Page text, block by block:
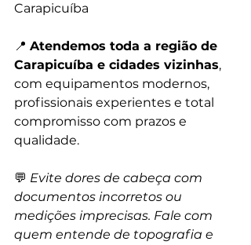
Carapicuíba
📍 Atendemos toda a região de
Carapicuíba e cidades vizinhas,
com equipamentos modernos,
profissionais experientes e total
compromisso com prazos e
qualidade.
💬 Evite dores de cabeça com
documentos incorretos ou
medições imprecisas. Fale com
quem entende de topografia e